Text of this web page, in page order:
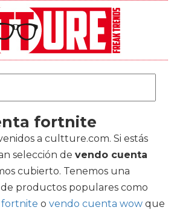
fortnite
a cultture.com. Si estás
selección de vendo cuenta
cubierto. Tenemos una
productos populares como
fortnite o vendo cuenta wow que